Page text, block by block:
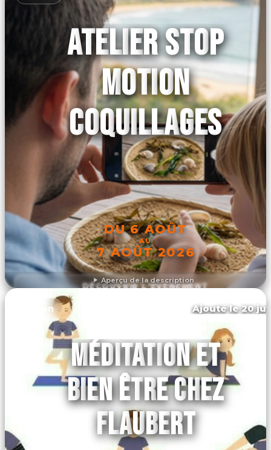
Aperçu de la description
ATELIER STOP
MOTION
COQUILLAGES
DU 6 AOÛT
AU
7 AOÛT 2026
DÉCOUVRIR L'ÉVÉNEMENT
Rouen Ajouté le 20
MÉDITATION ET
BIEN ÊTRE CHEZ
FLAUBERT